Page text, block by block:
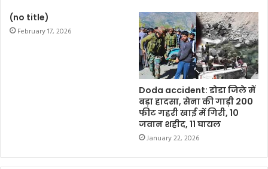
(no title)
February 17, 2026
Doda accident: डोडा जिले में
बड़ा हादसा, सेना की गाड़ी 200
फीट गहरी खाई में गिरी, 10
जवान शहीद, 11 घायल
January 22, 2026